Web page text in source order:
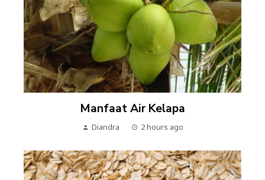
Manfaat Air Kelapa
Diandra 2 hours ago